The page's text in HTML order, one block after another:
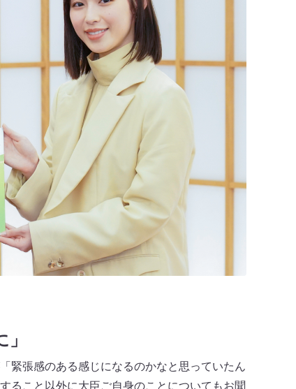
緊張感のある感じになるのかなと思っていたん
ること以外に大臣ご自身のことについてもお聞